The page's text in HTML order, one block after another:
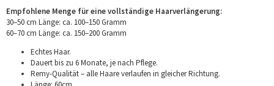
Empfohlene Menge für eine vollständige Haarverlängerung:
30–50 cm Länge: ca. 100–150 Gramm
60–70 cm Länge: ca. 150–200 Gramm
Echtes Haar.
Dauert bis zu 6 Monate, je nach Pflege.
Remy-Qualität – alle Haare verlaufen in gleicher Richtung.